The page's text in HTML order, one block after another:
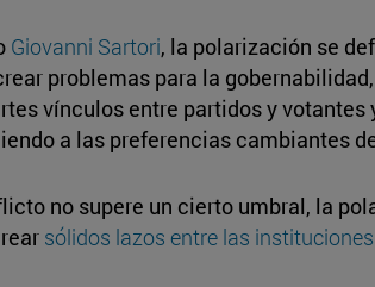
Giovanni Sartori, la polarización se
problemas para la
vínculos entre partidos y
a las preferencias cambiantes
no supere un cierto umbral, la
sólidos lazos entre las